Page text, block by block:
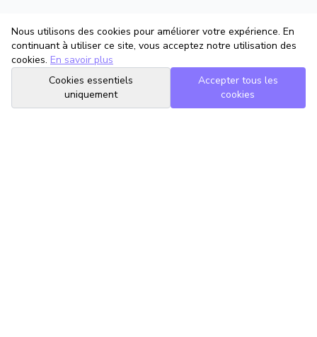
Nous utilisons des cookies pour améliorer votre expérience. En
continuant à utiliser ce site, vous acceptez notre utilisation des
cookies. En savoir plus
Cookies essentiels
uniquement
Accepter tous les
cookies